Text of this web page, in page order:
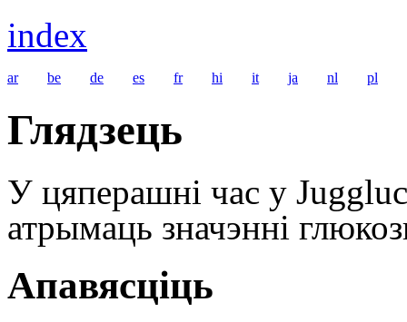
index
ar be de es fr hi it ja nl pl
Глядзець
У цяперашні час у
атрымаць значэнні
Апавясціць